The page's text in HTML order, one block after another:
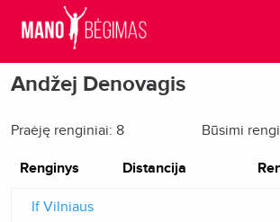
Andžej Denovagis
Praėję renginiai: 8 Būsimi
Renginys Distancija
If Vilniaus